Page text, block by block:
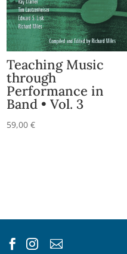
Teaching Music
through
Performance in
Band • Vol. 3
59,00€
  